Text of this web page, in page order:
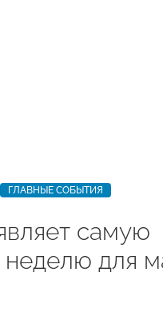
ГЛАВНЫЕ СОБЫТИЯ
самую
для